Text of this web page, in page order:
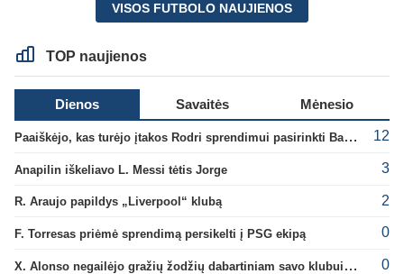
VISOS FUTBOLO NAUJIENOS
TOP naujienos
Dienos Savaitės Mėnesio
Paaiškėjo, kas turėjo įtakos Rodri sprendimui pasirinkti Barselonos pusę 12
Anapilin iškeliavo L. Messi tėtis Jorge 3
R. Araujo papildys „Liverpool“ klubą 2
F. Torresas priėmė sprendimą persikelti į PSG ekipą 0
X. Alonso negailėjo gražių žodžių dabartiniam savo klubui „Chelsea“ 0